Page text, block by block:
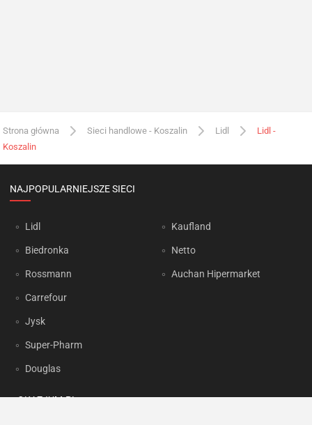
Strona główna Sieci handlowe - Koszalin Lidl
Lidl -
Koszalin
NAJPOPULARNIEJSZE SIECI
Lidl
Biedronka
Rossmann
Carrefour
Jysk
Super-Pharm
Douglas
Kaufland
Netto
Auchan Hipermarket
OKAZJUM.PL